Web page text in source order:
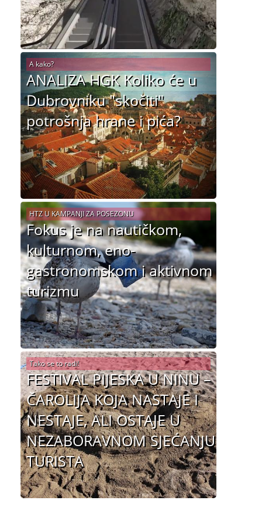
ANALIZA HGK Koliko će u
Dubrovniku "skočiti"
potrošnja hrane i pića?
A kako?
Fokus je na nautičkom,
kulturnom, eno-
gastronomskom i aktivnom
turizmu
HTZ U KAMPANJI ZA POSEZONU
FESTIVAL PIJESKA U NINU –
ČAROLIJA KOJA NASTAJE I
NESTAJE, ALI OSTAJE U
NEZABORAVNOM SJEĆANJU
TURISTA
Tako se to radi!